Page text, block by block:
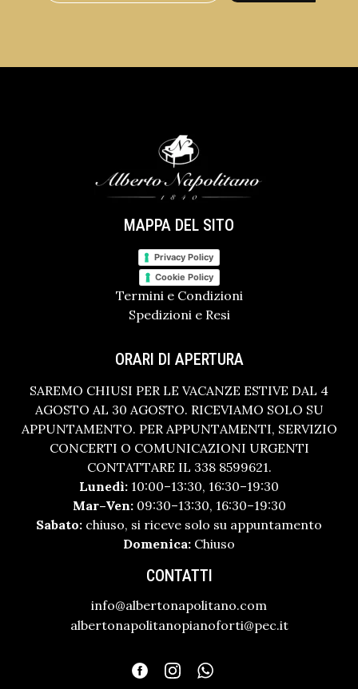
MAPPA DEL SITO
Privacy Policy
Cookie Policy
Termini e Condizioni
Spedizioni e Resi
ORARI DI APERTURA
SAREMO CHIUSI PER LE VACANZE ESTIVE DAL 4
AGOSTO AL 30 AGOSTO. RICEVIAMO SOLO SU
APPUNTAMENTO. PER APPUNTAMENTI, SERVIZIO
CONCERTI O COMUNICAZIONI URGENTI
CONTATTARE IL 338 8599621.
Lunedì: 10:00–13:30, 16:30–19:30
Mar–Ven:09:30–13:30, 16:30–19:30
Sabato: chiuso, si riceve solo su appuntamento
Domenica: Chiuso
CONTATTI
info@albertonapolitano.com
albertonapolitanopianoforti@pec.it